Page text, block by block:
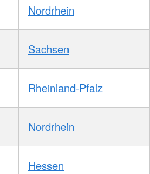
Nordrhein
Sachsen
Rheinland-Pfalz
Nordrhein
Hessen